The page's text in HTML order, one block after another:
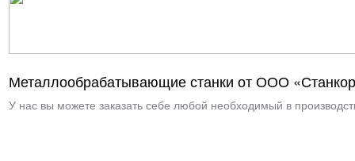
Металлообрабатывающие станки от ООО
У нас вы можете заказать себе любой необходимый в